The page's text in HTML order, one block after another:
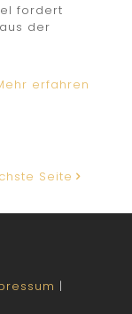
fordert
der
erfahren
Seite
|